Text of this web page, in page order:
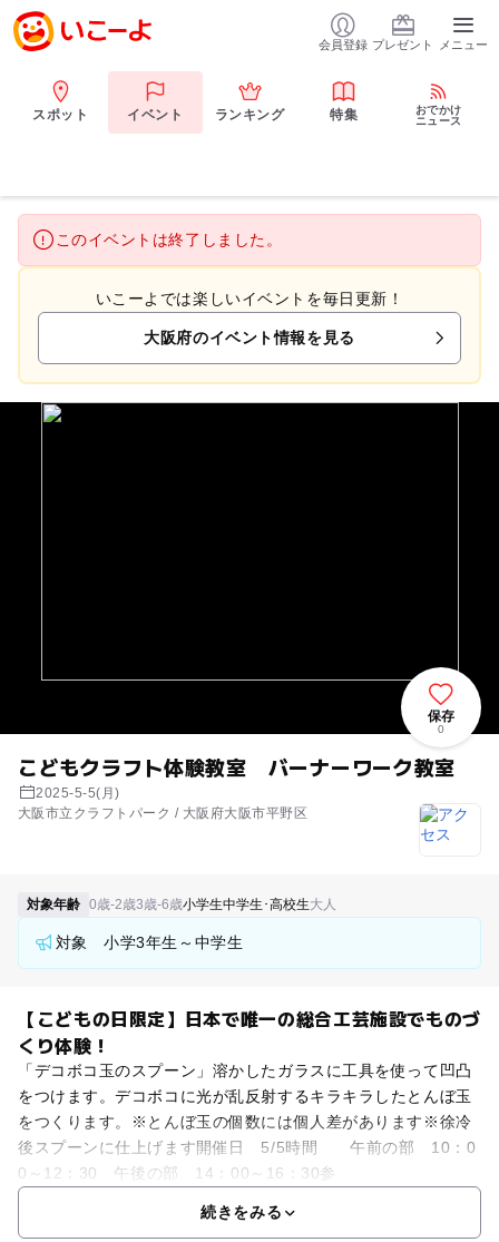
会員登録 プレゼント メニュー
スポット イベント ランキング 特集
おでかけ
ニュース
このイベントは終了しました。
いこーよでは楽しいイベントを毎日更新！
大阪府のイベント情報を見る
こどもクラフト体験教室 バーナーワーク教室
2025-5-5(月)
大阪市立クラフトパーク / 大阪府大阪市平野区
保存
0
対象年齢 0歳-2歳3歳-6歳小学生中学生･高校生大人
対象 小学3年生～中学生
【こどもの日限定】日本で唯一の総合工芸施設でものづ
くり体験！
「デコボコ玉のスプーン」溶かしたガラスに工具を使って凹凸
をつけます。デコボコに光が乱反射するキラキラしたとんぼ玉
をつくります。※とんぼ玉の個数には個人差があります※徐冷
後スプーンに仕上げます開催日 5/5時間 午前の部 10：0
0～12：30 午後の部 14：00～16：30参
続きをみる